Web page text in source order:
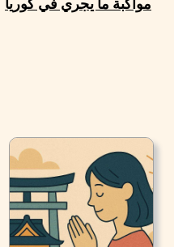
مواكبة ما يجري في كوريا